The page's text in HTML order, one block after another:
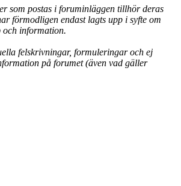
som postas i foruminläggen tillhör deras
förmodligen endast lagts upp i syfte om
och information.
felskrivningar, formuleringar och ej
på forumet (även vad gäller